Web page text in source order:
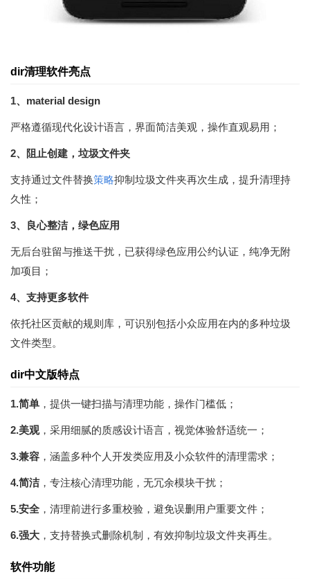
dir清理软件亮点
1、material design
严格遵循现代化设计语言，界面简洁美观，操作直观易用；
2、阻止创建，垃圾文件夹
支持通过文件替换策略抑制垃圾文件夹再次生成，提升清理持
久性；
3、良心整洁，绿色应用
无后台驻留与推送干扰，已获得绿色应用公约认证，纯净无附
加项目；
4、支持更多软件
依托社区贡献的规则库，可识别包括小众应用在内的多种垃圾
文件类型。
dir中文版特点
1.简单 ，提供一键扫描与清理功能，操作门槛低；
2.美观，采用细腻的质感设计语言，视觉体验舒适统一；
3.兼容 ，涵盖多种个人开发类应用及小众软件的清理需求；
4.简洁，专注核心清理功能，无冗余模块干扰；
5.安全，清理前进行多重校验，避免误删用户重要文件；
6.强大 ，支持替换式删除机制，有效抑制垃圾文件夹再生。
软件功能